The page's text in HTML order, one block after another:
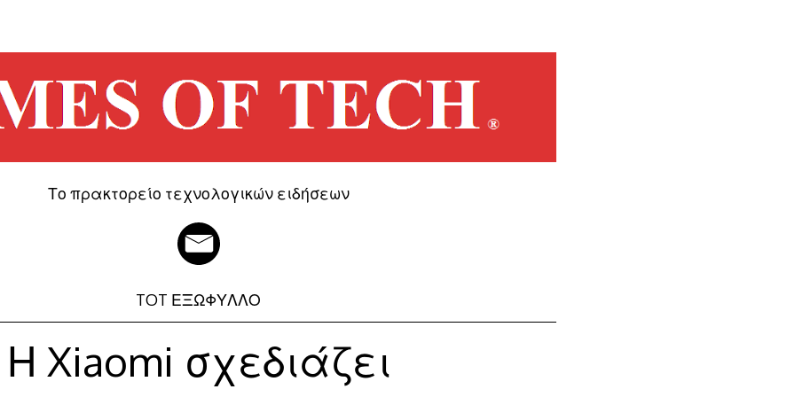
Το πρακτορείο τεχνολογικών ειδήσεων
TOT ΕΞΩΦΥΛΛΟ
Η Xiaomi σχεδιάζει